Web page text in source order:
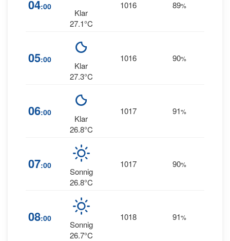
04:00
Klar
27.1°C
1016 89%
05:00
Klar
27.3°C
1016 90%
06:00
Klar
26.8°C
1017 91%
07:00
Sonnig
26.8°C
1017 90%
08:00
Sonnig
26.7°C
1018 91%